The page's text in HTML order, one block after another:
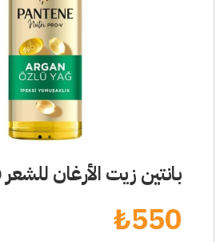
12
بانتين زيت الأرغان للشعر 100 مل
550
₺